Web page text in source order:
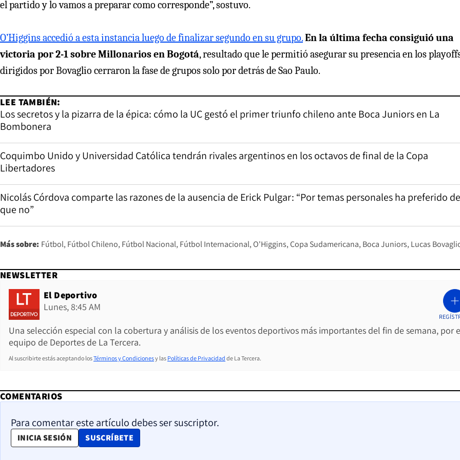
el partido y lo vamos a preparar como corresponde”, sostuvo.
O’Higgins accedió a esta instancia luego de finalizar segundo en su grupo.En la última fecha consiguió una
victoria por 2-1 sobre Millonarios en Bogotá, resultado que le permitió asegurar su presencia en los
dirigidos por Bovaglio cerraron la fase de grupos solo por detrás de Sao Paulo.
LEE TAMBIÉN:
Los secretos y la pizarra de la épica: cómo la UC gestó el primer triunfo chileno ante Boca Juniors en La
Bombonera
Coquimbo Unido y Universidad Católica tendrán rivales argentinos en los octavos de final de la Copa
Libertadores
Nicolás Córdova comparte las razones de la ausencia de Erick Pulgar: “Por temas personales ha preferido
que no”
Más sobre: Fútbol Fútbol Chileno Fútbol Nacional Fútbol Internacional O'Higgins Copa Sudamericana Boca Juniors Lucas
NEWSLETTER
El Deportivo
Lunes, 8:45 AM
Una selección especial con la cobertura y análisis de los eventos deportivos más importantes del fin de semana, por
equipo de Deportes de La Tercera.
Al suscribirte estás aceptando losTérminos y Condicionesy las Políticas de Privacidad de La Tercera.
COMENTARIOS
Para comentar este artículo debes ser suscriptor.
INICIA SESIÓN SUSCRÍBETE
OPENS IN NEW WINDOW